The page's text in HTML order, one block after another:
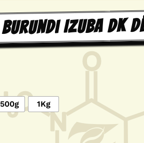
Burundi Izuba DK
500g 1Kg